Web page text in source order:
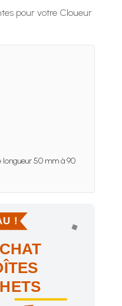
pour votre Cloueur
50 mm à 90